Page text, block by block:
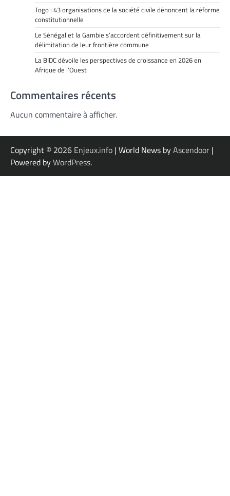
Togo : 43 organisations de la société civile dénoncent la réforme
constitutionnelle
Le Sénégal et la Gambie s’accordent définitivement sur la
délimitation de leur frontière commune
La BIDC dévoile les perspectives de croissance en 2026 en
Afrique de l’Ouest
Commentaires récents
Aucun commentaire à afficher.
Copyright © 2026 Enjeux.info | World News byAscendoor |
Powered byWordPress.